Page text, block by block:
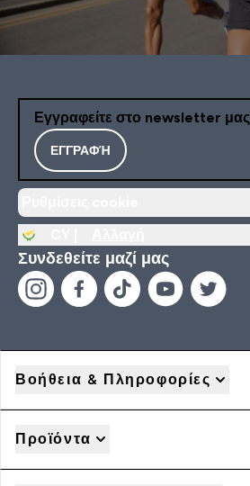
Εγγραφείτε στο newsletter μας
ΕΓΓΡΑΦΉ
Συνδεθείτε μαζί μας
Βοήθεια & Πληροφορίες
Προϊόντα